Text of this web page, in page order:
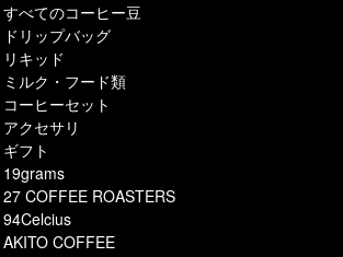
すべてのコーヒー豆
ドリップバッグ
リキッド
ミルク・フード類
コーヒーセット
アクセサリ
ギフト
19grams
27 COFFEE ROASTERS
94Celcius
AKITO COFFEE